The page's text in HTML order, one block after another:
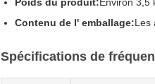
Contenu de l' emballage:Les
Spécifications de